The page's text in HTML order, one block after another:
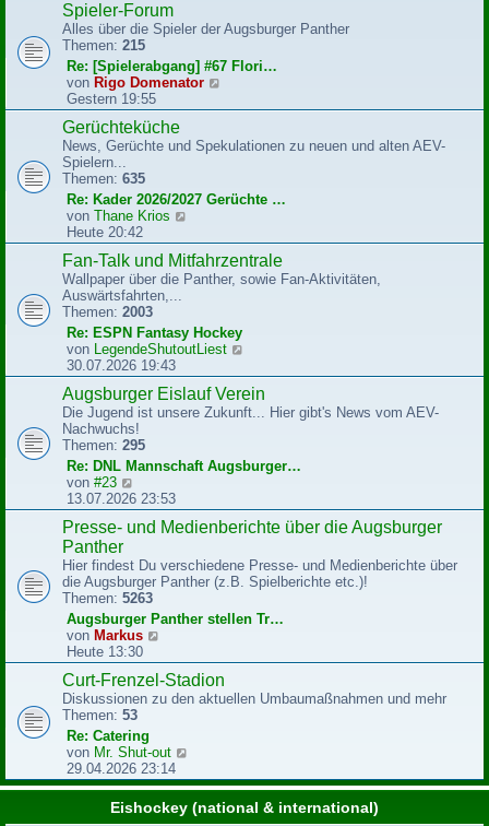
r
g
e
s
e
r
e
i
t
g
Spieler-Forum
Alles über die Spieler der Augsburger Panther
Themen: 215
Re: [Spielerabgang] #67 Flori…
von Rigo Domenator
u
s
r
i
t
r
Gestern 19:55
Gerüchteküche
News, Gerüchte und Spekulationen zu neuen und alten AEV-
Spielern...
Themen: 635
Re: Kader 2026/2027 Gerüchte …
von Thane Krios
u
e
s
r
B
i
t
r
Heute 20:42
Fan-Talk und Mitfahrzentrale
Wallpaper über die Panther, sowie Fan-Aktivitäten,
Auswärtsfahrten,...
Themen: 2003
Re: ESPN Fantasy Hockey
von LegendeShutoutLiest
u
e
s
r
i
t
a
g
30.07.2026 19:43
Augsburger Eislauf Verein
Die Jugend ist unsere Zukunft... Hier gibt's News vom AEV-
Nachwuchs!
Themen: 295
Re: DNL Mannschaft Augsburger…
von #23
e
u
e
t
e
r
B
e
i
t
r
a
g
13.07.2026 23:53
Presse- und Medienberichte über die Augsburger
Panther
Hier findest Du verschiedene Presse- und Medienberichte über
die Augsburger Panther (z.B. Spielberichte etc.)!
Themen: 5263
Augsburger Panther stellen Tr…
von Markus
u
e
s
r
B
e
i
t
Heute 13:30
Curt-Frenzel-Stadion
Diskussionen zu den aktuellen Umbaumaßnahmen und mehr
Themen: 53
Re: Catering
von Mr. Shut-out
u
e
s
29.04.2026 23:14
Eishockey (national & international)